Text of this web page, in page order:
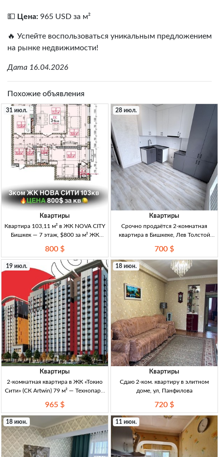
💵 Цена: 965 USD за м²
🔥 Успейте воспользоваться уникальным предложением
на рынке недвижимости!
Дата 16.04.2026
Похожие объявления
31 июл.
Квартиры
Квартира 103,11 м² в ЖК NOVA CITY
Бишкек — 7 этаж, $800 за м² ЖК
7/этаж, 103,11 м², сдача IV кв. 2027,
ПСО, $800/м²
800 $
28 июл.
Квартиры
Срочно продаётся 2-комнатная
квартира в Бишкеке, Лев Толстой
2кв, Бишкек (Лев Толстой/Кара-
Жыгач), 2/4 эт, 60м², кирпич, ремонт,
балкон, раздельн. санузел, 2022
700 $
19 июл.
Квартиры
2-комнатная квартира в ЖК «Токио
Сити» (СК Artwin) 79 м² — Технопарк,
«Токио Сити» (СК Artwin); Технопарк
(Алматинка/Горького); сдача 2027;
рядом ш
965 $
18 июн.
Квартиры
Сдаю 2-ком. квартиру в элитном
доме, ул, Панфилова
720 $
18 июн. 11 июн.